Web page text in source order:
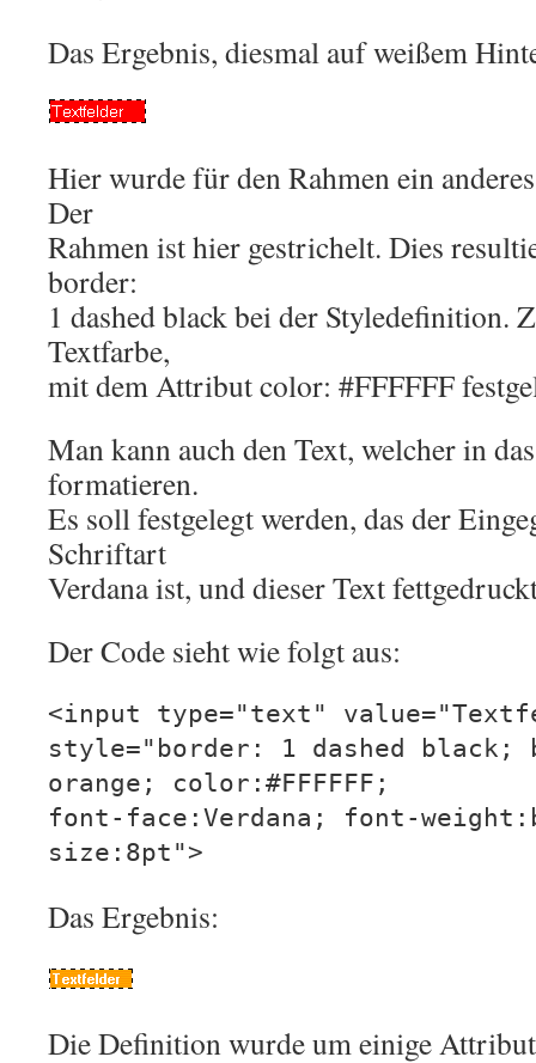
Das Ergebnis, diesmal auf weißem
Hier wurde für den Rahmen ein
Der
Rahmen ist hier gestrichelt. Dies
border:
1 dashed black bei der Styledefinition.
Textfarbe,
mit dem Attribut color: #FFFFFF
Man kann auch den Text, welcher in
formatieren.
Es soll festgelegt werden, das der
Schriftart
Verdana ist, und dieser Text
Der Code sieht wie folgt aus:
<input type="text"
style="border: 1 dashed black;
orange; color:#FFFFFF;
font-face:Verdana; font-
size:8pt">
Das Ergebnis:
Die Definition wurde um einige